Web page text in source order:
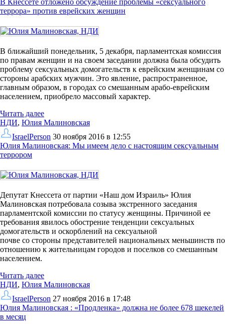
террора» против еврейских женщин
В ближайший понедельник, 5 декабря, парламентская комиссия
по правам женщин и на своем заседании должна была обсудить
проблему сексуальных домогательств к еврейским женщинам со
стороны арабских мужчин. Это явление, распространенное,
главным образом, в городах со смешанным арабо-еврейским
населением, приобрело массовый характер.
Читать далее
НДИ, Юлия Малиновская
IsraelPerson 30 ноября 2016 в 12:55
Юлия Малиновская: Мы имеем дело с настоящим сексуальным
террором
Депутат Кнессета от партии «Наш дом Израиль» Юлия
Малиновская потребовала созыва экстренного заседания
парламентской комиссии по статусу женщины. Причиной ее
требования явилось обострение тенденции сексуальных
домогательств и оскорблений на сексуальной
почве со стороны представителей национальных меньшинств по
отношению к жительницам городов и поселков со смешанным
населением.
Читать далее
НДИ, Юлия Малиновская
IsraelPerson 27 ноября 2016 в 17:48
Юлия Малиновская : «Продленка» должна не более 678 шекелей
в месяц